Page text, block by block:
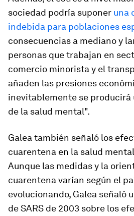
sociedad podría suponer una
indebida para poblaciones
consecuencias a mediano y
personas que trabajan en
comercio minorista y el
añaden las presiones
inevitablemente se producirá
de la salud mental".
Galea también señaló los
cuarentena en la salud
Aunque las medidas y la
cuarentena varían según el
evolucionando, Galea señaló
de SARS de 2003 sobre los